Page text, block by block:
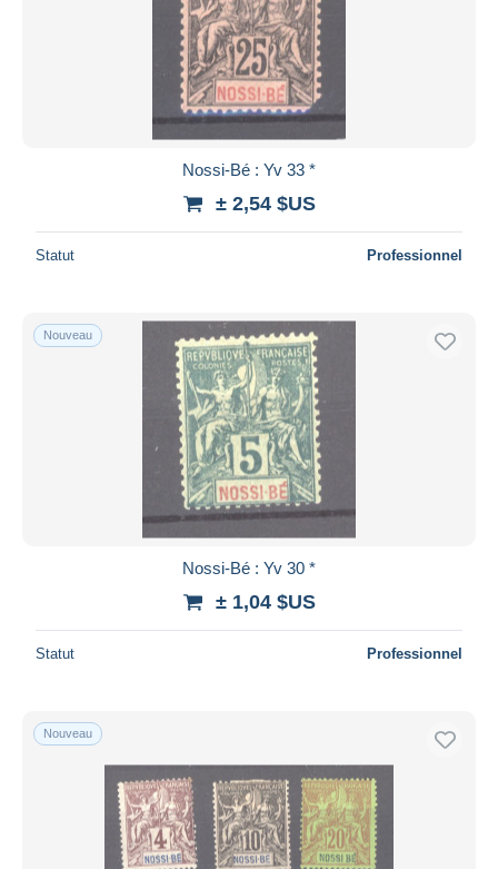
Nossi-Bé : Yv 33 *
± 2,54 $US
Statut Professionnel
Nouveau
Nossi-Bé : Yv 30 *
± 1,04 $US
Statut Professionnel
Nouveau